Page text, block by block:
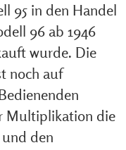
95 in den Handel
96 ab 1946
wurde. Die
noch auf
Multiplikation die
den